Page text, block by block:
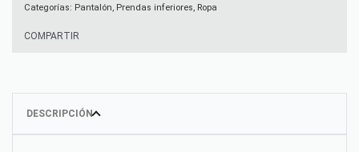
Categorías: Pantalón, Prendas inferiores, Ropa
COMPARTIR
DESCRIPCIÓN